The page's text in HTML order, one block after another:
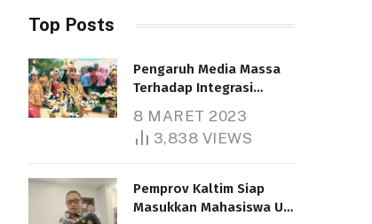
Top Posts
Pengaruh Media Massa
Terhadap Integrasi
8 MARET 2023
3,838 VIEWS
Pemprov Kaltim Siap
Masukkan Mahasiswa UT